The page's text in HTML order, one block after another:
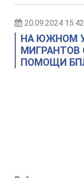
20.09.2024 15:42
НА ЮЖНОМ
ПОМОЩИ